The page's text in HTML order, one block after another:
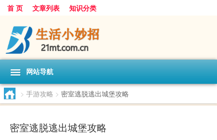
首 页 文章列表 知识分类
网站导航
> 手游攻略 > 密室逃脱逃出城堡攻略
密室逃脱逃出城堡攻略